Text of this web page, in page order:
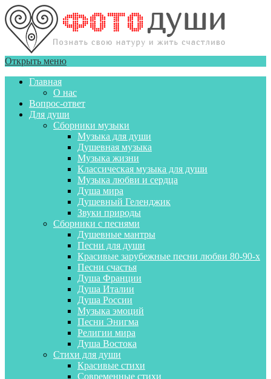
Открыть меню
Главная
О нас
Вопрос-ответ
Для души
Сборники музыки
Музыка для души
Душевная музыка
Музыка жизни
Классическая музыка для души
Музыка любви и сердца
Душа мира
Душевный Геленджик
Звуки природы
Сборники с песнями
Душевные мантры
Песни для души
Красивые зарубежные песни любви 80-90-х
Песни счастья
Душа Франции
Душа Италии
Душа России
Музыка эмоций
Песни Энигма
Религии мира
Душа Востока
Стихи для души
Красивые стихи
Современные стихи